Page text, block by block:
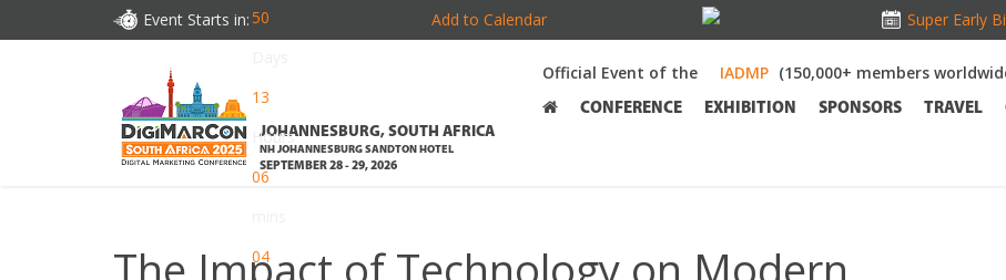
Event Starts in: 50
13
Hours
06
02
Add to Calendar Super Early
JOHANNESBURG, SOUTH AFRICA
NH JOHANNESBURG SANDTON HOTEL
SEPTEMBER 28 - 29, 2026
Official Event of the (150,000+ members
CONFERENCE EXHIBITION SPONSORS TRAVEL